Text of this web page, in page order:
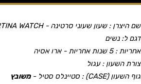
שם היצרן : שעון שעוני סרטינה - CERTINA WATCH
דגם ל: נשים
אחריות :5 שנות אחריות - ארו אסיה
צורת השעון : עגול
גוף השעון (CASEׂ) : סטיינלס סטיל -
משובץ